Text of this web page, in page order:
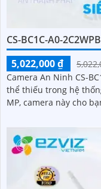
CS-BC1C-A0-
5,022,000 ₫
Camera An Ninh CS-
thể thiếu trong hệ thống an ninh
MP, camera này cho